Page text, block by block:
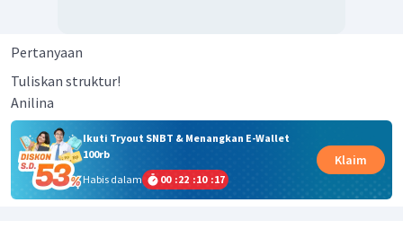
Pertanyaan
Tuliskan struktur!
Anilina
Ikuti Tryout SNBT & Menangkan E-Wallet
100rb
Habis dalam
00 :22 :10 :17
Klaim